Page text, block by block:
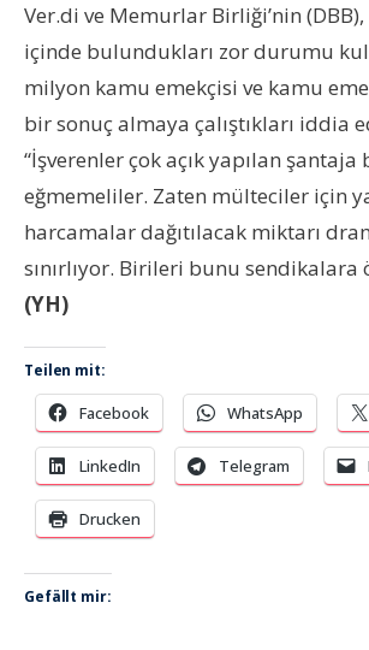
Ver.di ve Memurlar Birliği’nin
içinde bulundukları zor durumu
milyon kamu emekçisi ve kamu
bir sonuç almaya çalıştıkları iddia
“İşverenler çok açık yapılan şantaja
eğmemeliler. Zaten mülteciler için
harcamalar dağıtılacak miktarı
sınırlıyor. Birileri bunu sendikalara
(YH)
Teilen mit:
Facebook WhatsApp
LinkedIn Telegram
Drucken
Gefällt mir: